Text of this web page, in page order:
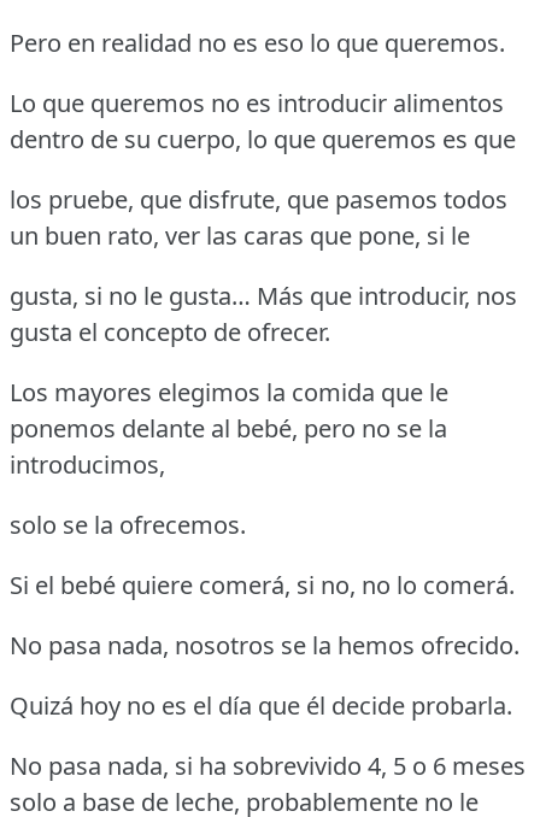
Pero en realidad no es eso lo que queremos.
Lo que queremos no es introducir alimentos
dentro de su cuerpo, lo que queremos es que
los pruebe, que disfrute, que pasemos todos
un buen rato, ver las caras que pone, si le
gusta, si no le gusta… Más que introducir, nos
gusta el concepto de ofrecer.
Los mayores elegimos la comida que le
ponemos delante al bebé, pero no se la
introducimos,
solo se la ofrecemos.
Si el bebé quiere comerá, si no, no lo comerá.
No pasa nada, nosotros se la hemos ofrecido.
Quizá hoy no es el día que él decide probarla.
No pasa nada, si ha sobrevivido 4, 5 o 6 meses
solo a base de leche, probablemente no le